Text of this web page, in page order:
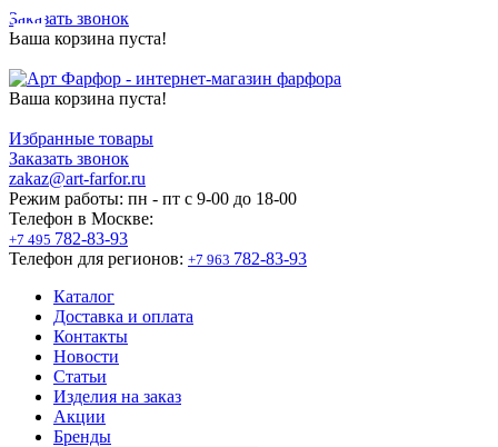
Заказать звонок
Ваша корзина пуста!
Ваша корзина пуста!
Избранные товары
Заказать звонок
zakaz@art-farfor.ru
Режим работы: пн - пт c 9-00 до 18-00
Телефон в Москве:
+7 495 782-83-93
Телефон для регионов: +7 963 782-83-93
Каталог
Доставка и оплата
Контакты
Новости
Статьи
Изделия на заказ
Акции
Бренды